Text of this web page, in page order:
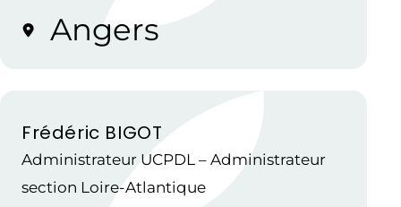
Angers
Frédéric BIGOT
Administrateur UCPDL – Administrateur
section Loire-Atlantique